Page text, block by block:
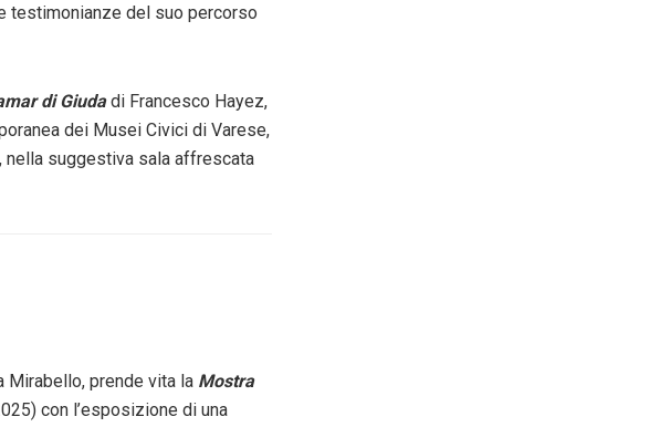
testimonianze del suo percorso
di Giudadi Francesco Hayez,
dei Musei Civici di Varese,
nella suggestiva sala affrescata
Mirabello, prende vita la Mostra
con l’esposizione di una